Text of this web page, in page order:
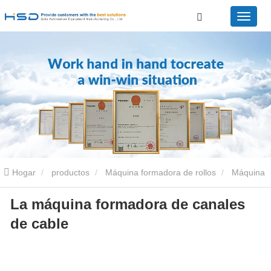
Hogar productos Máquina formadora de rollos Máquina
perfiladora de bandejas portacables La máquina formadora de
canales de cable
La máquina formadora de canales
de cable